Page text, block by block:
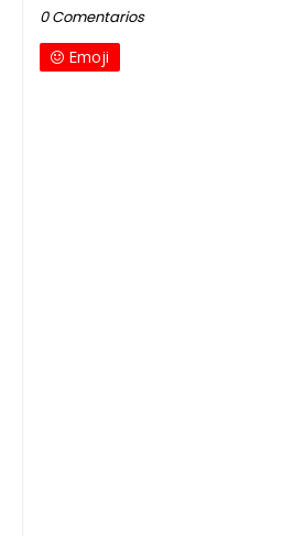
0 Comentarios
Emoji